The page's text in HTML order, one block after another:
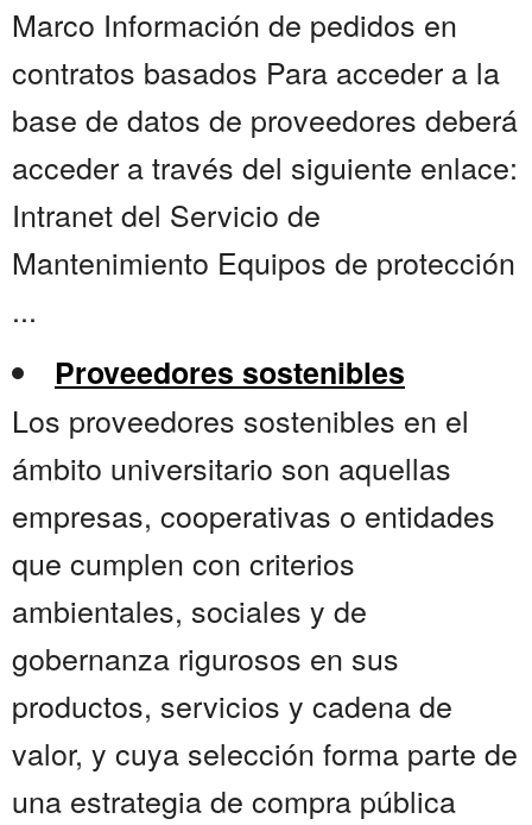
Marco Información de pedidos en
contratos basados Para acceder a la
base de datos de proveedores deberá
acceder a través del siguiente enlace:
Intranet del Servicio de
Mantenimiento Equipos de protección
...
Proveedores sostenibles
Los proveedores sostenibles en el
ámbito universitario son aquellas
empresas, cooperativas o entidades
que cumplen con criterios
ambientales, sociales y de
gobernanza rigurosos en sus
productos, servicios y cadena de
valor, y cuya selección forma parte de
una estrategia de compra pública